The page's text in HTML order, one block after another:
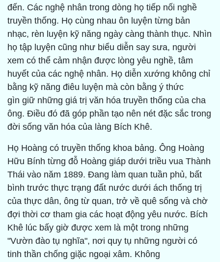
đến. Các nghệ nhân trong dòng họ tiếp nối nghề
truyền thống. Họ cùng nhau ôn luyện từng bản
nhạc, rèn luyện kỹ năng ngày càng thành thục. Nhìn
họ tập luyện cũng như biểu diễn say sưa, người
xem có thể cảm nhận được lòng yêu nghề, tâm
huyết của các nghệ nhân. Họ diễn xướng không chỉ
bằng kỹ năng điêu luyện mà còn bằng ý thức
gìn giữ những giá trị văn hóa truyền thống của cha
ông. Điều đó đã góp phần tạo nên nét đặc sắc trong
đời sống văn hóa của làng Bích Khê.
Họ Hoàng có truyền thống khoa bảng. Ông Hoàng
Hữu Bính từng đỗ Hoàng giáp dưới triều vua Thành
Thái vào năm 1889. Đang làm quan tuần phủ, bất
bình trước thực trạng đất nước dưới ách thống trị
của thực dân, ông từ quan, trở về quê sống và chờ
đợi thời cơ tham gia các hoạt động yêu nước. Bích
Khê lúc bấy giờ được xem là một trong những
"Vườn đào tụ nghĩa", nơi quy tụ những người có
tinh thần chống giặc ngoại xâm. Không